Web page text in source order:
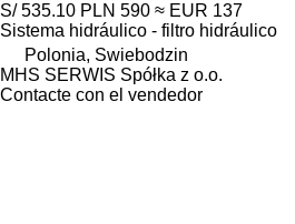
S/ 535.10 PLN 590 ≈ EUR 137
Sistema hidráulico - filtro hidráulico
Polonia, Swiebodzin
MHS SERWIS Spółka z o.o.
Contacte con el vendedor